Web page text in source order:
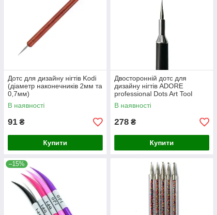
Дотс для дизайну нігтів Kodi
(діаметр наконечників 2мм та
0,7мм)
В наявності
91 ₴
Купити
Двосторонній дотс для
дизайну нігтів ADORE
professional Dots Art Tool
В наявності
278 ₴
Купити
–15%